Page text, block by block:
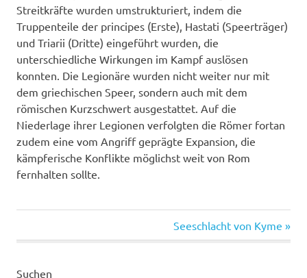
Streitkräfte wurden umstrukturiert, indem die
Truppenteile der principes (Erste), Hastati (Speerträger)
und Triarii (Dritte) eingeführt wurden, die
unterschiedliche Wirkungen im Kampf auslösen
konnten. Die Legionäre wurden nicht weiter nur mit
dem griechischen Speer, sondern auch mit dem
römischen Kurzschwert ausgestattet. Auf die
Niederlage ihrer Legionen verfolgten die Römer fortan
zudem eine vom Angriff geprägte Expansion, die
kämpferische Konflikte möglichst weit von Rom
fernhalten sollte.
BeitragsnavigationNächster
Beitrag:
Seeschlacht von Kyme
Suchen